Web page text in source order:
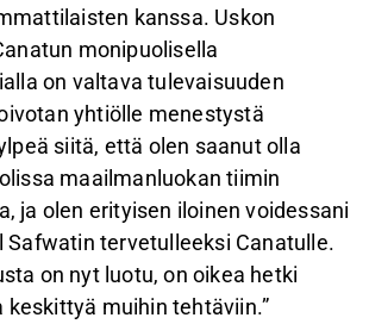
kanssa. Uskon
monipuolisella
on valtava tulevaisuuden
yhtiölle menestystä
siitä, että olen saanut olla
maailmanluokan tiimin
ja olen erityisen iloinen voidessani
Safwatin tervetulleeksi Canatulle.
on nyt luotu, on oikea hetki
keskittyä muihin tehtäviin.”